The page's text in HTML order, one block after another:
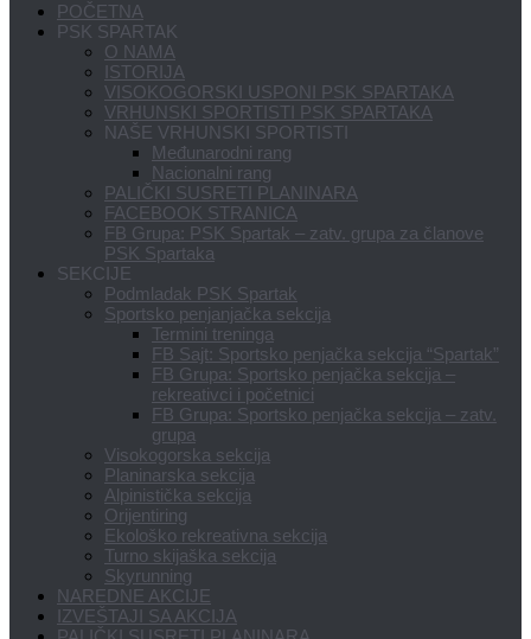
POČETNA
PSK SPARTAK
O NAMA
ISTORIJA
VISOKOGORSKI USPONI PSK SPARTAKA
VRHUNSKI SPORTISTI PSK SPARTAKA
NAŠE VRHUNSKI SPORTISTI
Međunarodni rang
Nacionalni rang
PALIČKI SUSRETI PLANINARA
FACEBOOK STRANICA
FB Grupa: PSK Spartak – zatv. grupa za članove
PSK Spartaka
SEKCIJE
Podmladak PSK Spartak
Sportsko penjanjačka sekcija
Termini treninga
FB Sajt: Sportsko penjačka sekcija “Spartak”
FB Grupa: Sportsko penjačka sekcija –
rekreativci i početnici
FB Grupa: Sportsko penjačka sekcija – zatv.
grupa
Visokogorska sekcija
Planinarska sekcija
Alpinistička sekcija
Orijentiring
Ekološko rekreativna sekcija
Turno skijaška sekcija
Skyrunning
NAREDNE AKCIJE
IZVEŠTAJI SA AKCIJA